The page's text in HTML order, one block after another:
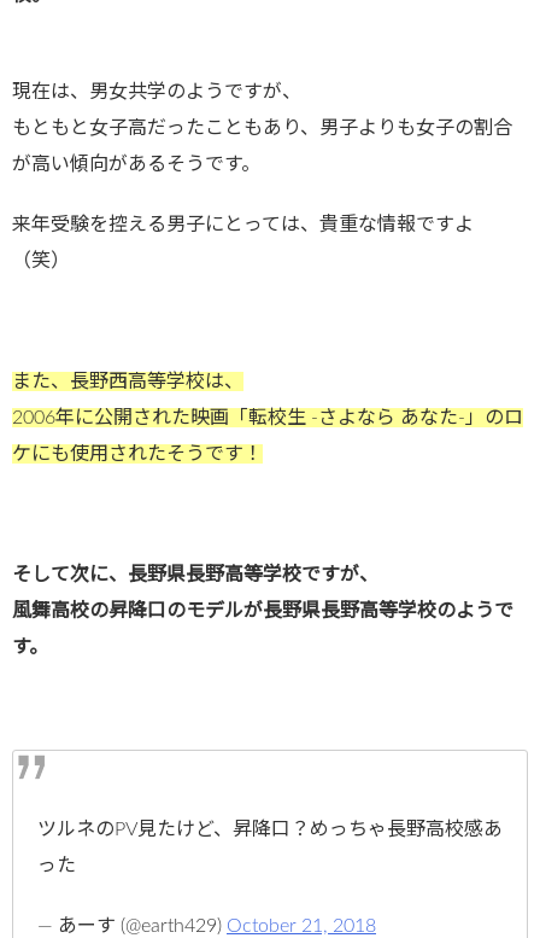
現在は、男女共学のようですが、
もともと女子高だったこともあり、男子よりも女子の割合
が高い傾向があるそうです。
来年受験を控える男子にとっては、貴重な情報ですよ
（笑）
また、長野西高等学校は、
2006年に公開された映画「転校生 -さよなら あなた-」のロ
ケにも使用されたそうです！
そして次に、長野県長野高等学校ですが、
風舞高校の昇降口のモデルが長野県長野高等学校のようで
す。
ツルネのPV見たけど、昇降口？めっちゃ長野高校感あ
った
— あーす (@earth429) October 21, 2018